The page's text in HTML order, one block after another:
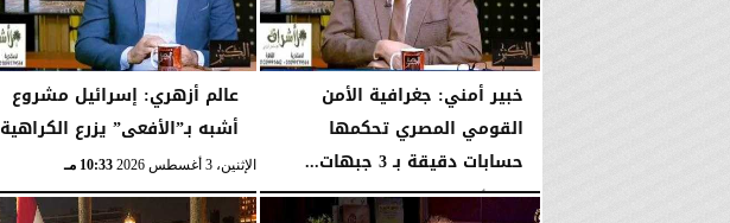
خبير أمني: جغرافية الأمن
القومي المصري تحكمها
حسابات دقيقة بـ 3 جبهات...
الإثنين، 3 أغسطس 2026 10:35 مـ
عالم أزهري: إسرائيل مشروع
أشبه بـ”الأفعى” يزرع الكراهية
الإثنين، 3 أغسطس 2026 10:33 مـ